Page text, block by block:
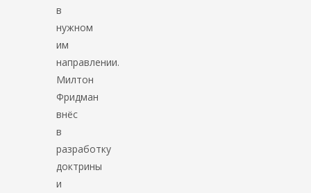
в
нужном
им
направлении.
Милтон
Фридман
внёс
в
разработку
доктрины
и